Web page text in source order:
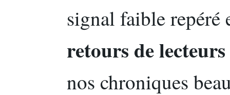
signal faible repéré
retours de lecteurs
nos chroniques